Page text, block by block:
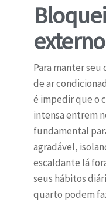
Para manter
de ar
é impedir que o
intensa entrem
fundamental
agradável,
escaldante lá
seus hábitos
quarto podem